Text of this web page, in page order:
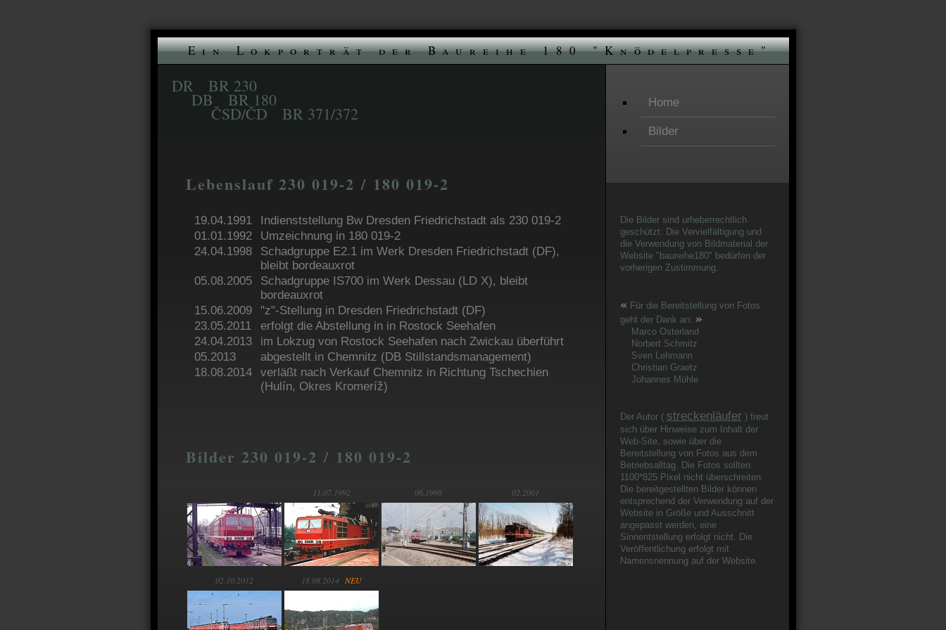
Ein Lokporträt der Baureihe 180 "Knödelpresse"
DR BR 230
DB BR 180
ČSD/ČD BR 371/372
Lebenslauf 230 019-2 / 180 019-2
19.04.1991
Indienststellung Bw Dresden Friedrichstadt als 230 019-2
01.01.1992
Umzeichnung in 180 019-2
24.04.1998
Schadgruppe E2.1 im Werk Dresden Friedrichstadt (DF),
bleibt bordeauxrot
05.08.2005
Schadgruppe IS700 im Werk Dessau (LD X), bleibt
bordeauxrot
15.06.2009
"z"-Stellung in Dresden Friedrichstadt (DF)
23.05.2011
erfolgt die Abstellung in in Rostock Seehafen
24.04.2013
im Lokzug von Rostock Seehafen nach Zwickau überführt
05.2013
abgestellt in Chemnitz (DB Stillstandsmanagement)
18.08.2014
verläßt nach Verkauf Chemnitz in Richtung Tschechien
(Hulín, Okres Kromeríž)
Bilder 230 019-2 / 180 019-2
11.07.1992 06.1998 02.2001
02.10.2012 18.08.2014 NEU
Home
Bilder
Die Bilder sind urheberrechtlich
geschützt. Die Vervielfältigung und
die Verwendung von Bildmaterial der
Website "baureihe180" bedürfen der
vorherigen Zustimmung.
«Für die Bereitstellung von Fotos
geht der Dank an: »
Marco Osterland
Norbert Schmitz
Sven Lehmann
Christian Graetz
Johannes Mühle
Der Autor ( streckenläufer ) freut
sich über Hinweise zum Inhalt der
Web-Site, sowie über die
Bereitstellung von Fotos aus dem
Betriebsalltag. Die Fotos sollten
1100*825 Pixel nicht überschreiten.
Die bereitgestellten Bilder können
entsprechend der Verwendung auf der
Website in Größe und Ausschnitt
angepasst werden, eine
Sinnentstellung erfolgt nicht. Die
Veröffentlichung erfolgt mit
Namensnennung auf der Website.